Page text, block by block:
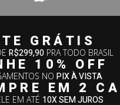
GRÁTIS
R$299,90 PRA TODO BRASIL
10% OFF
NOPIX À VISTA
EM 2
EM ATÉ 10X SEM JUROS